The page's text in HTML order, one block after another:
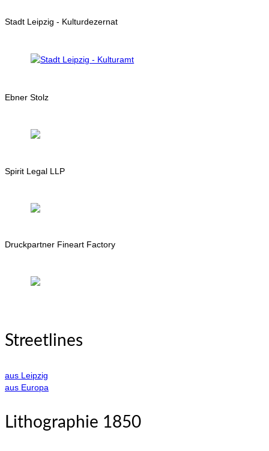
Stadt Leipzig - Kulturdezernat
Ebner Stolz
Spirit Legal LLP
Druckpartner Fineart Factory
Streetlines
aus Leipzig
aus Europa
Lithographie 1850